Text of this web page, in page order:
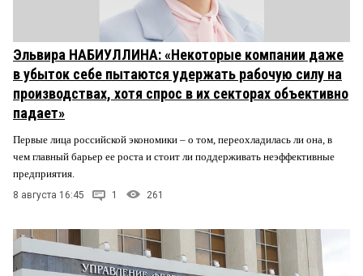
Эльвира НАБИУЛЛИНА: «Некоторые компании даже
в убыток себе пытаются удержать рабочую силу на
производствах, хотя спрос в их секторах объективно
падает»
Первые лица российской экономики – о том, переохладилась ли она, в
чем главный барьер ее роста и стоит ли поддерживать неэффективные
предприятия.
8 августа 16:45 1 261